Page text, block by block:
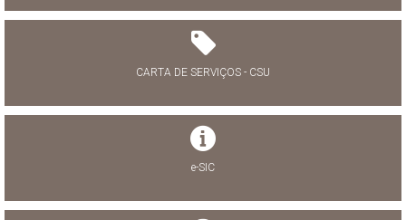
CARTA DE SERVIÇOS - CSU
e-SIC